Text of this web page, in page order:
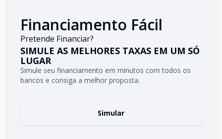
Financiamento Fácil
Pretende Financiar?
SIMULE AS MELHORES TAXAS EM UM SÓ
LUGAR
Simule seu financiamento em minutos com todos os
bancos e consiga a melhor proposta.
Simular